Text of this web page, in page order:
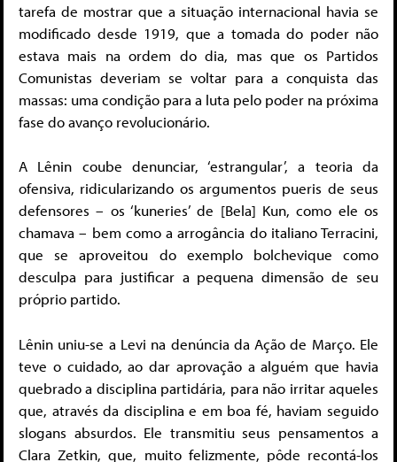
tarefa de mostrar que a situação internacional havia se
modificado desde 1919, que a tomada do poder não
estava mais na ordem do dia, mas que os Partidos
Comunistas deveriam se voltar para a conquista das
massas: uma condição para a luta pelo poder na próxima
fase do avanço revolucionário.
A Lênin coube denunciar, ‘estrangular’, a teoria da
ofensiva, ridicularizando os argumentos pueris de seus
defensores – os ‘kuneries’ de [Bela] Kun, como ele os
chamava – bem como a arrogância do italiano Terracini,
que se aproveitou do exemplo bolchevique como
desculpa para justificar a pequena dimensão de seu
próprio partido.
Lênin uniu-se a Levi na denúncia da Ação de Março. Ele
teve o cuidado, ao dar aprovação a alguém que havia
quebrado a disciplina partidária, para não irritar aqueles
que, através da disciplina e em boa fé, haviam seguido
slogans absurdos. Ele transmitiu seus pensamentos a
Clara Zetkin, que, muito felizmente, pôde recontá-los